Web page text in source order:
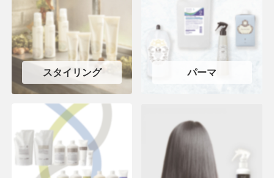
スタイリング パーマ